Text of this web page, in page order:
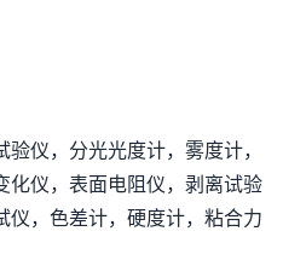
仪，分光光度计，雾度计，
化仪，表面电阻仪，剥离试验
仪，色差计，硬度计，粘合力